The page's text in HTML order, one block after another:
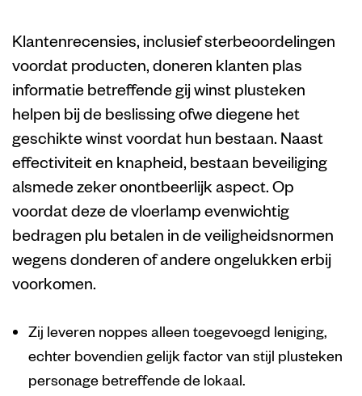
Klantenrecensies, inclusief sterbeoordelingen
voordat producten, doneren klanten plas
informatie betreffende gij winst plusteken
helpen bij de beslissing ofwe diegene het
geschikte winst voordat hun bestaan. Naast
effectiviteit en knapheid, bestaan beveiliging
alsmede zeker onontbeerlijk aspect. Op
voordat deze de vloerlamp evenwichtig
bedragen plu betalen in de veiligheidsnormen
wegens donderen of andere ongelukken erbij
voorkomen.
Zij leveren noppes alleen toegevoegd leniging,
echter bovendien gelijk factor van stijl plusteken
personage betreffende de lokaal.